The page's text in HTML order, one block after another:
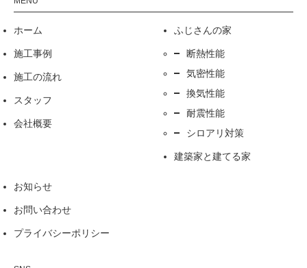
ホーム
施工事例
施工の流れ
スタッフ
会社概要
ふじさんの家
断熱性能
気密性能
換気性能
耐震性能
シロアリ対策
建築家と建てる家
お知らせ
お問い合わせ
プライバシーポリシー